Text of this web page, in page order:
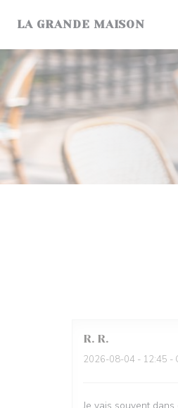
LA GRANDE MAISON
R. R
2026-08-04 - 12:45 -